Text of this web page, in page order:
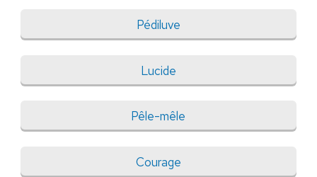
Pédiluve
Lucide
Pêle-mêle
Courage